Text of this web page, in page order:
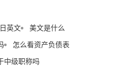
英文
美文是什么
怎么看资产负债表
中级职称吗